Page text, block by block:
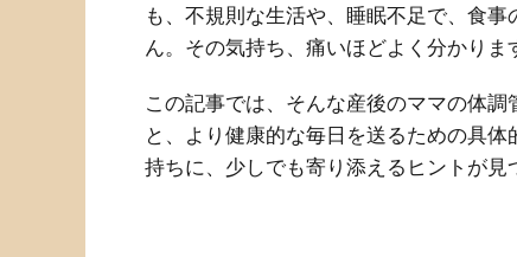
も、不規則な生活や、睡眠不足で、食
ん。その気持ち、痛いほどよく分かりま
この記事では、そんな産後のママの体調
と、より健康的な毎日を送るための具
持ちに、少しでも寄り添えるヒントが見